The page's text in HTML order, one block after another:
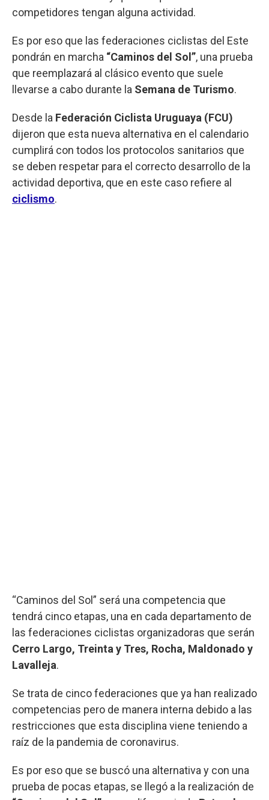
competidores tengan alguna actividad.
Es por eso que las federaciones ciclistas del Este
pondrán en marcha “Caminos del Sol”, una prueba
que reemplazará al clásico evento que suele
llevarse a cabo durante la Semana de Turismo.
Desde la Federación Ciclista Uruguaya (FCU)
dijeron que esta nueva alternativa en el calendario
cumplirá con todos los protocolos sanitarios que
se deben respetar para el correcto desarrollo de la
actividad deportiva, que en este caso refiere al
ciclismo.
“Caminos del Sol” será una competencia que
tendrá cinco etapas, una en cada departamento de
las federaciones ciclistas organizadoras que serán
Cerro Largo, Treinta y Tres, Rocha, Maldonado y
Lavalleja.
Se trata de cinco federaciones que ya han realizado
competencias pero de manera interna debido a las
restricciones que esta disciplina viene teniendo a
raíz de la pandemia de coronavirus.
Es por eso que se buscó una alternativa y con una
prueba de pocas etapas, se llegó a la realización de